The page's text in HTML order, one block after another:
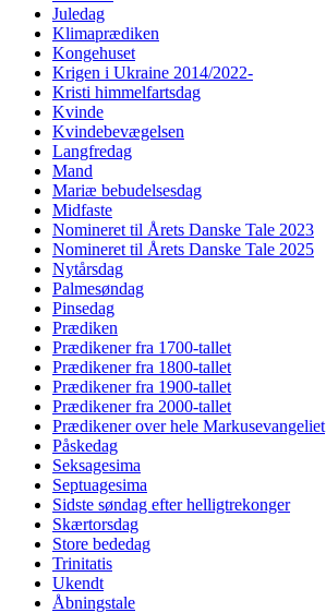
Juledag
Klimaprædiken
Kongehuset
Krigen i Ukraine 2014/2022-
Kristi himmelfartsdag
Kvinde
Kvindebevægelsen
Langfredag
Mand
Mariæ bebudelsesdag
Midfaste
Nomineret til Årets Danske Tale 2023
Nomineret til Årets Danske Tale 2025
Nytårsdag
Palmesøndag
Pinsedag
Prædiken
Prædikener fra 1700-tallet
Prædikener fra 1800-tallet
Prædikener fra 1900-tallet
Prædikener fra 2000-tallet
Prædikener over hele Markusevangeliet
Påskedag
Seksagesima
Septuagesima
Sidste søndag efter helligtrekonger
Skærtorsdag
Store bededag
Trinitatis
Ukendt
Åbningstale